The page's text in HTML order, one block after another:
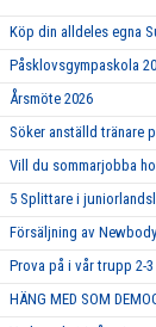
Köp din alldeles egna
Påsklovsgympaskola
Årsmöte 2026
Söker anställd tränare
Vill du sommarjobba
5 Splittare i
Försäljning av
Prova på i vår trupp 2-
HÄNG MED SOM